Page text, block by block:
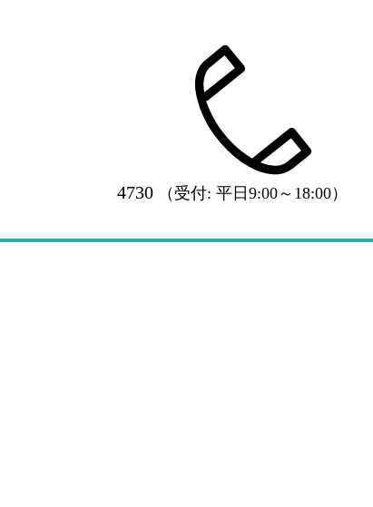
4730
（受付: 平日9:00～18:00）